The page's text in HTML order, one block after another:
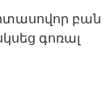
բան
գոռալ